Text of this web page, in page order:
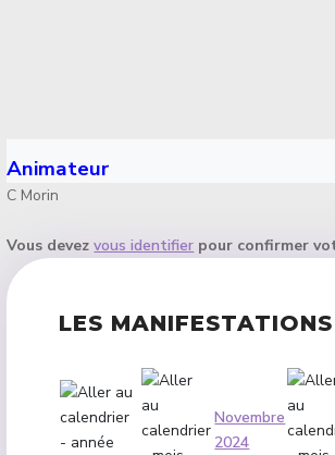
Animateur
C Morin
Vous devezvous identifier pour confirmer
LES MANIFESTATIONS
Novembre
2024